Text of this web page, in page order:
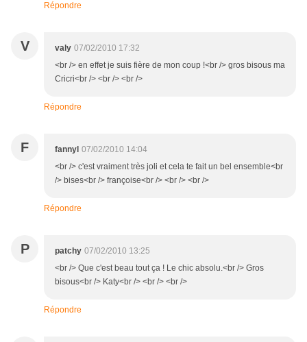
Répondre
V valy 07/02/2010 17:32
<br /> en effet je suis fière de mon coup !<br /> gros bisous ma
Cricri<br /> <br /> <br />
Répondre
F fannyl 07/02/2010 14:04
<br /> c'est vraiment très joli et cela te fait un bel ensemble<br
/> bises<br /> françoise<br /> <br /> <br />
Répondre
P patchy 07/02/2010 13:25
<br /> Que c'est beau tout ça ! Le chic absolu.<br /> Gros
bisous<br /> Katy<br /> <br /> <br />
Répondre